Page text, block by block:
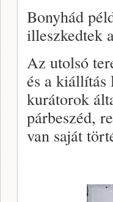
Bonyhád
illeszkedtek
Az utolsó
és a kiállítás
kurátorok
párbeszéd,
van saját